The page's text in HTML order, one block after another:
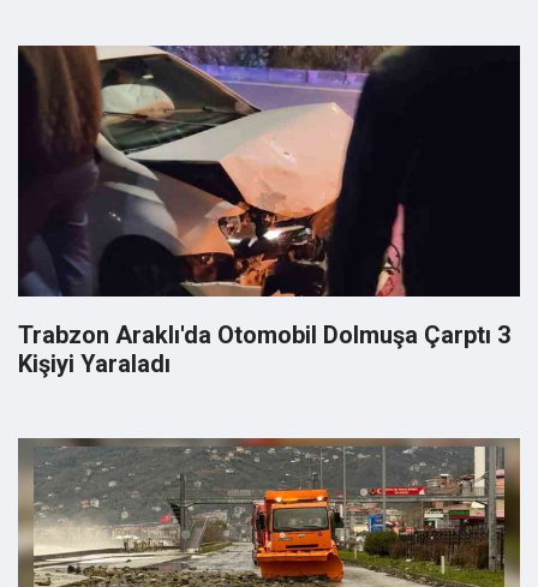
Trabzon Araklı'da Otomobil Dolmuşa Çarptı 3
Kişiyi Yaraladı